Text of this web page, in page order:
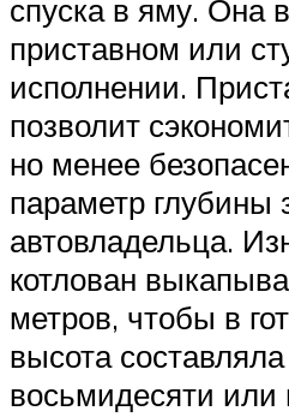
спуска в яму. Она
приставном или
исполнении.
позволит
но менее
параметр глубины
автовладельца.
котлован
метров, чтобы в
высота
восьмидесяти